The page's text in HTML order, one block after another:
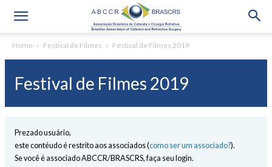
Home Festival de Filmes Festival de Filmes 2019
Festival de Filmes 2019
Prezado usuário,
este contéudo é restrito aos associados (como ser um associado?).
Se você é associado ABCCR/BRASCRS, faça seu login.